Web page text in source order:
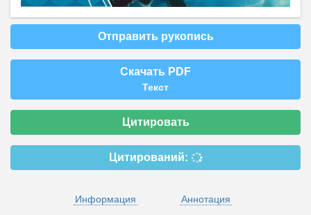
Отправить рукопись
Скачать PDF
Текст
Цитировать
Цитирований:
Информация
Аннотация